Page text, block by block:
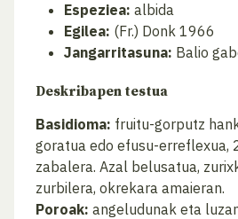
Espeziea: albida
Egilea: (Fr.) Donk 1966
Jangarritasuna: Balio
Deskribapen testua
Basidioma: fruitu-gorputz
goratua edo efusu-erreflexua,
zabalera. Azal belusatua,
zurbilera, okrekara amaieran.
Poroak: angeludunak eta